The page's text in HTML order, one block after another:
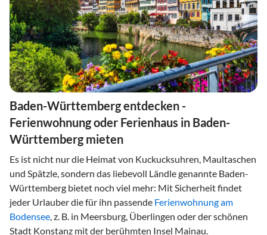
Baden-Württemberg entdecken -
Ferienwohnung oder Ferienhaus in Baden-
Württemberg mieten
Es ist nicht nur die Heimat von Kuckucksuhren, Maultaschen
und Spätzle, sondern das liebevoll Ländle genannte Baden-
Württemberg bietet noch viel mehr: Mit Sicherheit findet
jeder Urlauber die für ihn passende Ferienwohnung am
Bodensee, z. B. in Meersburg, Überlingen oder der schönen
Stadt Konstanz mit der berühmten Insel Mainau.